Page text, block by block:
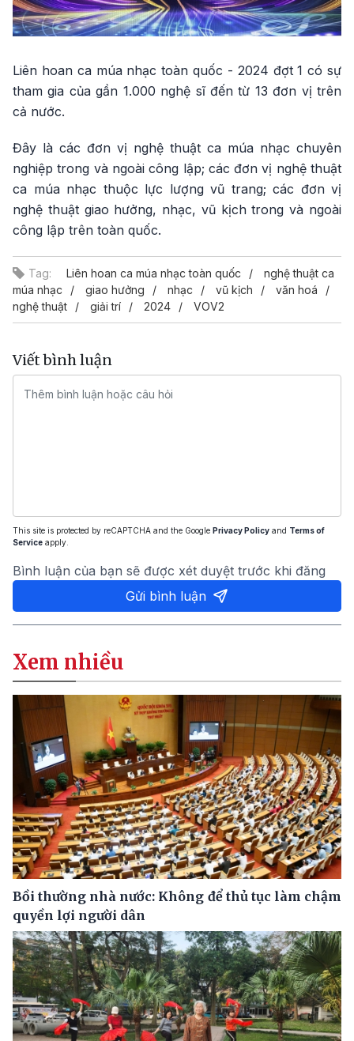
Liên hoan ca múa nhạc toàn quốc - 2024 đợt 1 có sự
tham gia của gần 1.000 nghệ sĩ đến từ 13 đơn vị trên
cả nước.
Đây là các đơn vị nghệ thuật ca múa nhạc chuyên
nghiệp trong và ngoài công lập; các đơn vị nghệ thuật
ca múa nhạc thuộc lực lượng vũ trang; các đơn vị
nghệ thuật giao hưởng, nhạc, vũ kịch trong và ngoài
công lập trên toàn quốc.
Tag: Liên hoan ca múa nhạc toàn quốc
nghệ thuật ca
múa nhạc
giao hưởng nhạc vũ kịch
văn hoá
nghệ thuật
giải trí 2024 VOV2
Viết bình luận
This site is protected by reCAPTCHA and the Google Privacy Policy and Terms of
Service apply.
Bình luận của bạn sẽ được xét duyệt trước khi đăng
Gửi bình luận
Xem nhiều
Bồi thường nhà nước: Không để thủ tục làm chậm
quyền lợi người dân